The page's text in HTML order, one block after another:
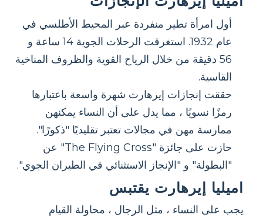
أول امرأة تطير منفردة عبر المحيط الأطلسي في
عام 1932. استغرقت الرحلات الجوية 14 ساعة و
56 دقيقة من خلال الرياح القوية والظروف المناخية
القاسية.
حققت إنجازات إيرهارت شهرة واسعة باعتبارها
رمزًا نسويًا ، مما يدل على أن النساء يمكنهن
ممارسة مهن في مجالات تعتبر تقليديًا "ذكورًا".
حازت على جائزة "The Flying Cross" عن
"البطولة" و "الإنجاز الاستثنائي في الطيران الجوي".
اميليا إيرهارت يقتبس
يجب على النساء ، مثل الرجال ، محاولة القيام